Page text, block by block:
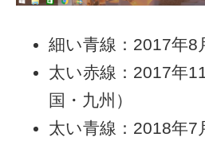
細い青線：2017年8
太い赤線：2017年
国・九州）
太い青線：2018年7